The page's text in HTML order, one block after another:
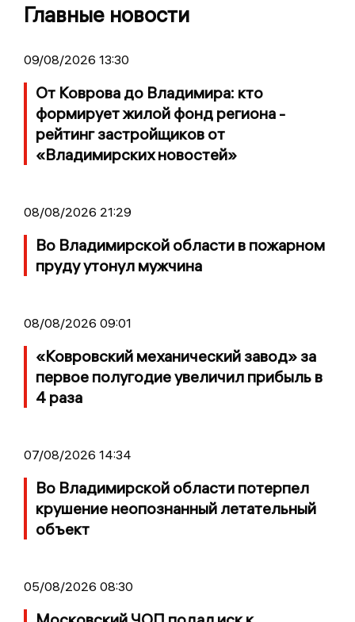
Главные новости
09/08/2026 13:30
От Коврова до Владимира: кто
формирует жилой фонд региона -
рейтинг застройщиков от
«Владимирских новостей»
08/08/2026 21:29
Во Владимирской области в пожарном
пруду утонул мужчина
08/08/2026 09:01
«Ковровский механический завод» за
первое полугодие увеличил прибыль в
4 раза
07/08/2026 14:34
Во Владимирской области потерпел
крушение неопознанный летательный
объект
05/08/2026 08:30